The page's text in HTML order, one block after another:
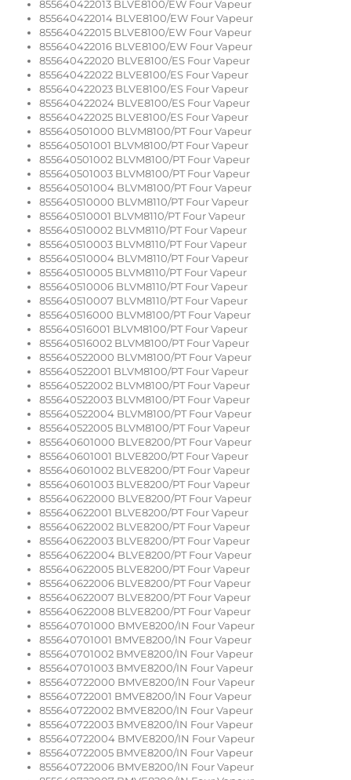
855640422013 BLVE8100/EW Four Vapeur
855640422014 BLVE8100/EW Four Vapeur
855640422015 BLVE8100/EW Four Vapeur
855640422016 BLVE8100/EW Four Vapeur
855640422020 BLVE8100/ES Four Vapeur
855640422022 BLVE8100/ES Four Vapeur
855640422023 BLVE8100/ES Four Vapeur
855640422024 BLVE8100/ES Four Vapeur
855640422025 BLVE8100/ES Four Vapeur
855640501000 BLVM8100/PT Four Vapeur
855640501001 BLVM8100/PT Four Vapeur
855640501002 BLVM8100/PT Four Vapeur
855640501003 BLVM8100/PT Four Vapeur
855640501004 BLVM8100/PT Four Vapeur
855640510000 BLVM8110/PT Four Vapeur
855640510001 BLVM8110/PT Four Vapeur
855640510002 BLVM8110/PT Four Vapeur
855640510003 BLVM8110/PT Four Vapeur
855640510004 BLVM8110/PT Four Vapeur
855640510005 BLVM8110/PT Four Vapeur
855640510006 BLVM8110/PT Four Vapeur
855640510007 BLVM8110/PT Four Vapeur
855640516000 BLVM8100/PT Four Vapeur
855640516001 BLVM8100/PT Four Vapeur
855640516002 BLVM8100/PT Four Vapeur
855640522000 BLVM8100/PT Four Vapeur
855640522001 BLVM8100/PT Four Vapeur
855640522002 BLVM8100/PT Four Vapeur
855640522003 BLVM8100/PT Four Vapeur
855640522004 BLVM8100/PT Four Vapeur
855640522005 BLVM8100/PT Four Vapeur
855640601000 BLVE8200/PT Four Vapeur
855640601001 BLVE8200/PT Four Vapeur
855640601002 BLVE8200/PT Four Vapeur
855640601003 BLVE8200/PT Four Vapeur
855640622000 BLVE8200/PT Four Vapeur
855640622001 BLVE8200/PT Four Vapeur
855640622002 BLVE8200/PT Four Vapeur
855640622003 BLVE8200/PT Four Vapeur
855640622004 BLVE8200/PT Four Vapeur
855640622005 BLVE8200/PT Four Vapeur
855640622006 BLVE8200/PT Four Vapeur
855640622007 BLVE8200/PT Four Vapeur
855640622008 BLVE8200/PT Four Vapeur
855640701000 BMVE8200/IN Four Vapeur
855640701001 BMVE8200/IN Four Vapeur
855640701002 BMVE8200/IN Four Vapeur
855640701003 BMVE8200/IN Four Vapeur
855640722000 BMVE8200/IN Four Vapeur
855640722001 BMVE8200/IN Four Vapeur
855640722002 BMVE8200/IN Four Vapeur
855640722003 BMVE8200/IN Four Vapeur
855640722004 BMVE8200/IN Four Vapeur
855640722005 BMVE8200/IN Four Vapeur
855640722006 BMVE8200/IN Four Vapeur